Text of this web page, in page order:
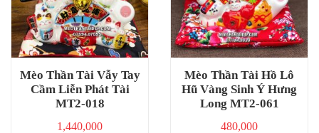
Mèo Thần Tài Vẫy Tay
Cầm Liễn Phát Tài
MT2-018
1,440,000
Mèo Thần Tài Hồ Lô
Hũ Vàng Sinh Ý Hưng
Long MT2-061
480,000